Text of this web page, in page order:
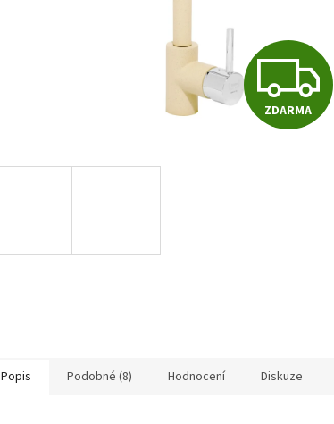
Z
D
ZDARMA
Popis Podobné (8) Hodnocení Diskuze